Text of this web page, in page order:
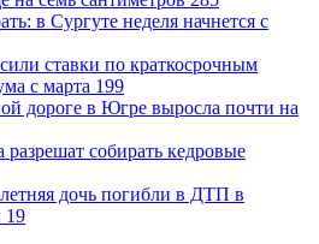
в Сургуте неделя начнется с
ставки по краткосрочным
с марта 199
дороге в Югре выросла почти на
собирать кедровые
дочь погибли в ДТП в
19